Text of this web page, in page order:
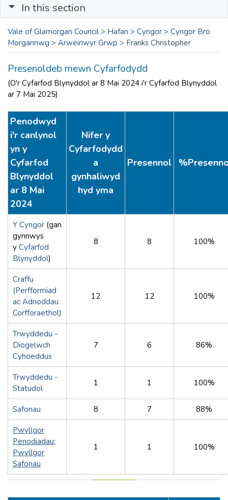
In this section
Vale of Glamorgan Council > Hafan > Cyngor > Cyngor Bro
Morgannwg > Arweinwyr Grwp > Franks Christopher
Presenoldeb mewn Cyfarfodydd
(O'r Cyfarfod Blynyddol ar 8 Mai 2024 i'r Cyfarfod Blynyddol
ar 7 Mai 2025)
Penodwyd
i'r canlynol
yn y
Cyfarfod
Blynyddol
ar 8 Mai
2024
Nifer y
Cyfarfodydd
a
gynhaliwyd
hyd yma
Presennol
Y Cyngor (gan
gynnwys
y Cyfarfod
Blynyddol)
8 8 100%
Craffu
(Perfformiad
ac Adnoddau
Corfforaethol)
12 12 100%
Trwyddedu -
Diogelwch
Cyhoeddus
7 6 86%
Trwyddedu -
Statudol
1 1 100%
Safonau 8 7 88%
Pwyllgor
Penodiadau:
Pwyllgor
Safonau
1 1 100%